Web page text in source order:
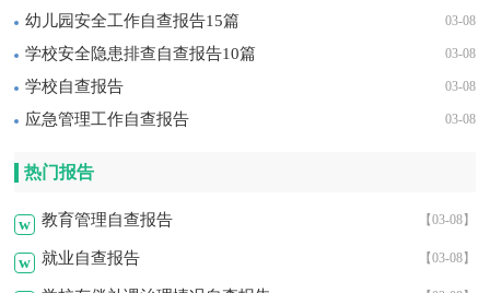
03-08
幼儿园安全工作自查报告15篇
03-08
学校安全隐患排查自查报告10篇
03-08
学校自查报告
03-08
应急管理工作自查报告
热门报告
w 【03-08】
教育管理自查报告
w 【03-08】
就业自查报告